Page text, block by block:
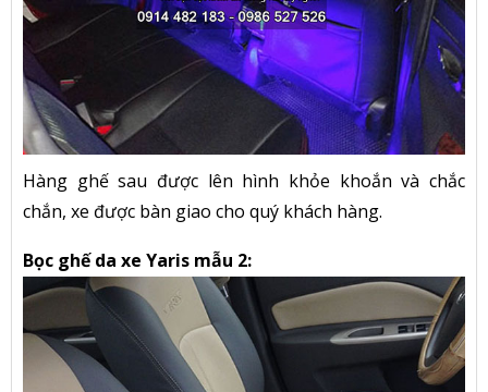
Hàng ghế sau được lên hình khỏe khoắn và chắc
chắn, xe được bàn giao cho quý khách hàng.
Bọc ghế da xe Yaris mẫu 2: